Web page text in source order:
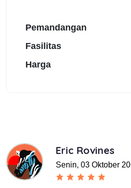
Pemandangan
Fasilitas
Harga
Eric Rovines
Senin, 03 Oktober